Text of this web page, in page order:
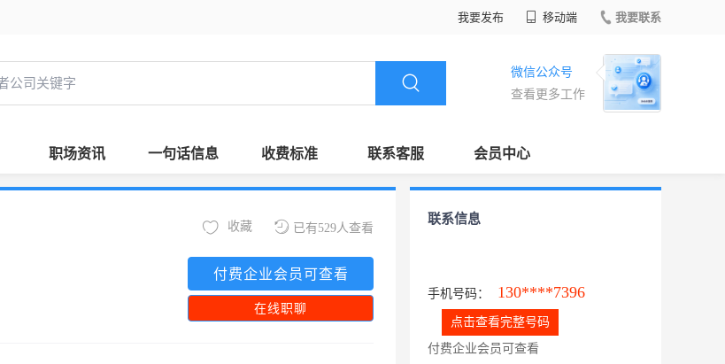
我要发布 移动端 我要联系
微信公众号
查看更多工作
职场资讯 一句话信息 收费标准 联系客服 会员中心
已有529人查看
收藏
付费企业会员可查看
在线职聊
联系信息
手机号码： 130****7396
点击查看完整号码
付费企业会员可查看